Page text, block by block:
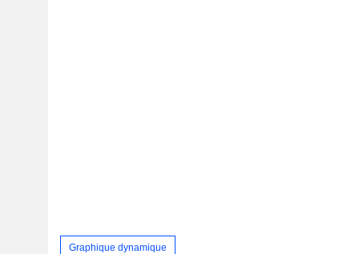
Graphique dynamique